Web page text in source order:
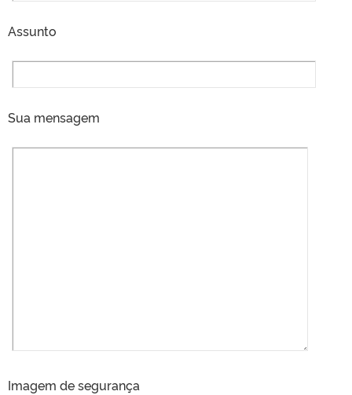
Assunto
Sua mensagem
Imagem de segurança